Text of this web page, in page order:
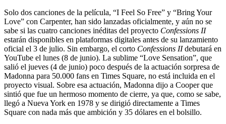
Solo dos canciones de la película, “I Feel So Free” y “Bring Your
Love” con Carpenter, han sido lanzadas oficialmente, y aún no se
sabe si las cuatro canciones inéditas del proyecto Confessions II
estarán disponibles en plataformas digitales antes de su lanzamiento
oficial el 3 de julio. Sin embargo, el corto Confessions IIdebutará en
YouTube el lunes (8 de junio). La sublime “Love Sensation”, que
salió el jueves (4 de junio) poco después de la actuación sorpresa de
Madonna para 50.000 fans en Times Square, no está incluida en el
proyecto visual. Sobre esa actuación, Madonna dijo a Cooper que
sintió que fue un hermoso momento de cierre, ya que, como se sabe,
llegó a Nueva York en 1978 y se dirigió directamente a Times
Square con nada más que ambición y 35 dólares en el bolsillo.